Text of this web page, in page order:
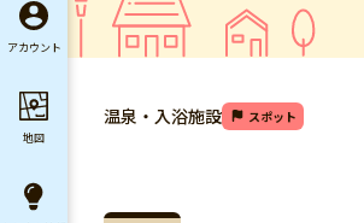
温泉・入浴施設 スポット
アカウント
地図